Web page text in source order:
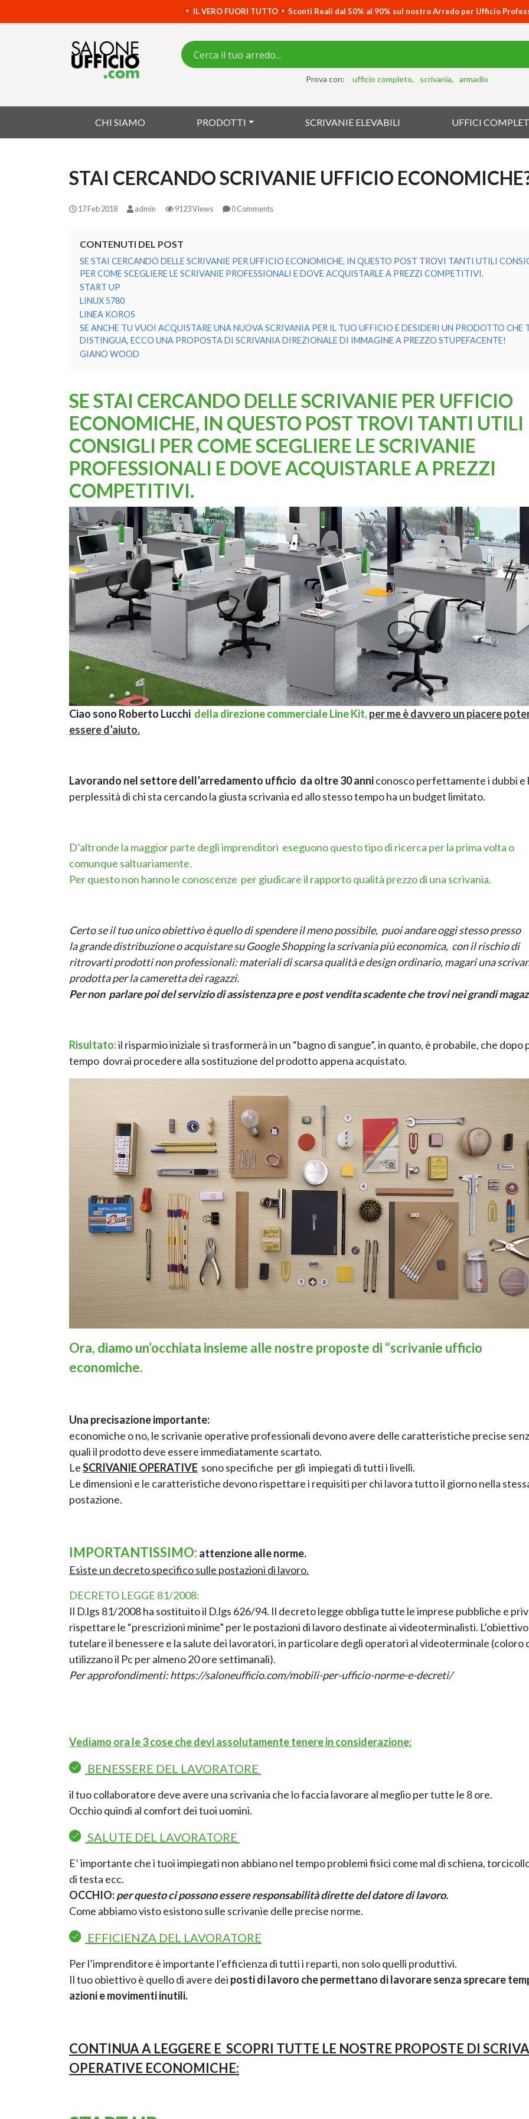
IL VERO FUORI TUTTO Sconti Reali dal 50% al 90% sul nostro Arredo per Ufficio
Prova con: ufficio completo scrivania armadio
CHI SIAMO PRODOTTI SCRIVANIE ELEVABILI UFFICI
STAI CERCANDO SCRIVANIE UFFICIO
17 Feb 2018 admin 9123 Views 0 Comments
CONTENUTI DEL POST
SE STAI CERCANDO DELLE SCRIVANIE PER UFFICIO ECONOMICHE, IN QUESTO POST TROVI TANTI UTILI
PER COME SCEGLIERE LE SCRIVANIE PROFESSIONALI E DOVE ACQUISTARLE A PREZZI COMPETITIVI.
START UP
LINUX 5780
LINEA KOROS
SE ANCHE TU VUOI ACQUISTARE UNA NUOVA SCRIVANIA PER IL TUO UFFICIO E DESIDERI UN PRODOTTO CHE
DISTINGUA, ECCO UNA PROPOSTA DI SCRIVANIA DIREZIONALE DI IMMAGINE A PREZZO STUPEFACENTE!
GIANO WOOD
SE STAI CERCANDO DELLE SCRIVANIE PER UFFICIO
ECONOMICHE, IN QUESTO POST TROVI TANTI UTILI
CONSIGLI PER COME SCEGLIERE LE SCRIVANIE
PROFESSIONALI E DOVE ACQUISTARLE A PREZZI
COMPETITIVI.
Ciao sono Roberto Lucchi della direzione commerciale Line Kit,per me è davvero un piacere
essere d’aiuto.
Lavorando nel settore dell’arredamento ufficio da oltre 30 anniconosco perfettamente i dubbi e
perplessità di chi sta cercando la giusta scrivania ed allo stesso tempo ha un budget limitato.
D’altronde la maggior parte degli imprenditori eseguono questo tipo di ricerca per la prima volta o
comunque saltuariamente.
Per questo non hanno le conoscenze per giudicare il rapporto qualità prezzo di una scrivania.
Certo se il tuo unico obiettivo è quello di spendere il meno possibile, puoi andare oggi stesso presso
la grande distribuzione o acquistare su Google Shopping la scrivania più economica, con il rischio di
ritrovarti prodotti non professionali: materiali di scarsa qualità e design ordinario, magari una
prodotta per la cameretta dei ragazzi.
Per non parlare poi del servizio di assistenza pre e post vendita scadente che trovi nei grandi
Risultato:il risparmio iniziale si trasformerà in un “bagno di sangue”, in quanto, è probabile, che dopo
tempo dovrai procedere alla sostituzione del prodotto appena acquistato.
Ora, diamo un’occhiata insieme alle nostre proposte di “scrivanie ufficio
economiche.
Una precisazione importante:
economiche o no, le scrivanie operative professionali devono avere delle caratteristiche precise
quali il prodotto deve essere immediatamente scartato.
LeSCRIVANIE OPERATIVE sono specifiche per gli impiegati di tutti i livelli.
Le dimensioni e le caratteristiche devono rispettare i requisiti per chi lavora tutto il giorno nella
postazione.
IMPORTANTISSIMO: attenzione alle norme.
Esiste un decreto specifico sulle postazioni di lavoro.
DECRETO LEGGE 81/2008:
Il D.lgs 81/2008 ha sostituito il D.lgs 626/94. Il decreto legge obbliga tutte le imprese pubbliche e
rispettare le “prescrizioni minime” per le postazioni di lavoro destinate ai videoterminalisti.
tutelare il benessere e la salute dei lavoratori, in particolare degli operatori al videoterminale (coloro
utilizzano il Pc per almeno 20 ore settimanali).
Per approfondimenti:https://saloneufficio.com/mobili-per-ufficio-norme-e-decreti/
Vediamo ora le 3 cose che devi assolutamente tenere in considerazione:
BENESSERE DEL LAVORATORE
il tuo collaboratore deve avere una scrivania che lo faccia lavorare al meglio per tutte le 8 ore.
Occhio quindi al comfort dei tuoi uomini.
SALUTE DEL LAVORATORE
E’ importante che i tuoi impiegati non abbiano nel tempo problemi fisici come mal di schiena,
di testa ecc.
OCCHIO:per questo ci possono essere responsabilità dirette del datore di lavoro.
Come abbiamo visto esistono sulle scrivanie delle precise norme.
EFFICIENZA DEL LAVORATORE
Per l’imprenditore è importante l’efficienza di tutti i reparti, non solo quelli produttivi.
Il tuo obiettivo è quello di avere dei posti di lavoro che permettano di lavorare senza sprecare
azioni e movimenti inutili.
CONTINUA A LEGGERE E SCOPRI TUTTE LE NOSTRE PROPOSTE DI
OPERATIVE ECONOMICHE: